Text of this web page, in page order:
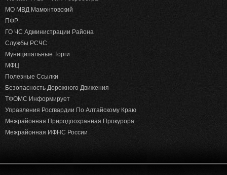
МО МВД Мамонтовский
ПФР
ГО ЧС Администрации Района
Службы РСЧС
Муниципальные Торги
МФЦ
Полезные Ссылки
Безопасность Дорожного Движения
ТФОМС Информирует
Управления Росгвардии По Алтайскому Краю
Межрайонная Природоохранная Прокурора
Межрайонная ИФНС России